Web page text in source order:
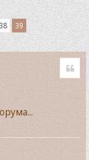
38 39